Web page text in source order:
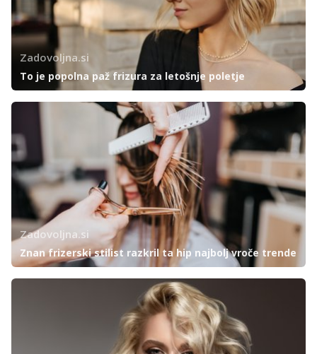
Zadovoljna.si
To je popolna paž frizura za letošnje poletje
Zadovoljna.si
Znan frizerski stilist razkril ta hip najbolj vroče trende